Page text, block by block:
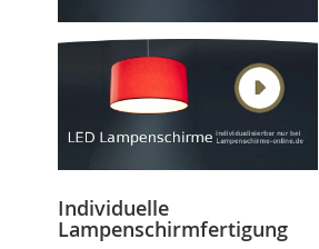
Individuelle
Lampenschirmfertigung